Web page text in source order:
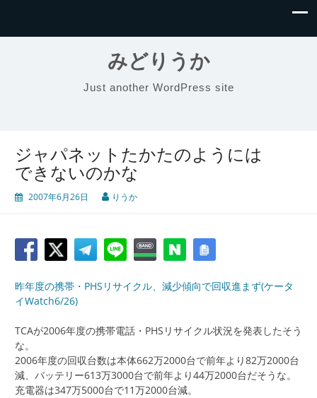
みどりうか
Just another WordPress site
ジャパネットたかたのようには
できないのかな
2007年6月26日 りうか
昨年度の携帯・PHSリサイクル、減少傾向で回収進まず(ケータ
イWatch6/26)
TCAが2006年度の携帯電話・PHSリサイクル状況を発表したそう
な。
2006年度の回収台数は本体662万2000台で前年より82万2000台
減、バッテリー613万3000台で前年より44万2000台だそうな。
充電器は347万5000台で11万2000台減。